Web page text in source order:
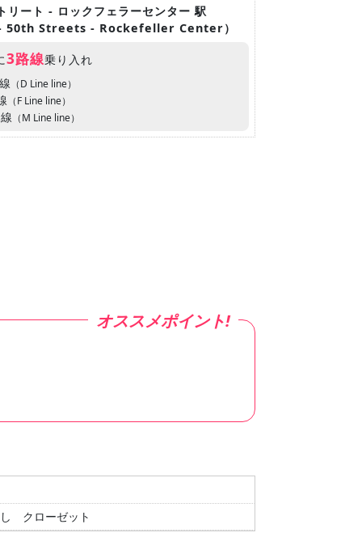
ート - ロックフェラーセンター 駅
50th Streets - Rockefeller Center）
3路線乗り入れ
（D Line line）
（F Line line）
（M Line line）
クローゼット